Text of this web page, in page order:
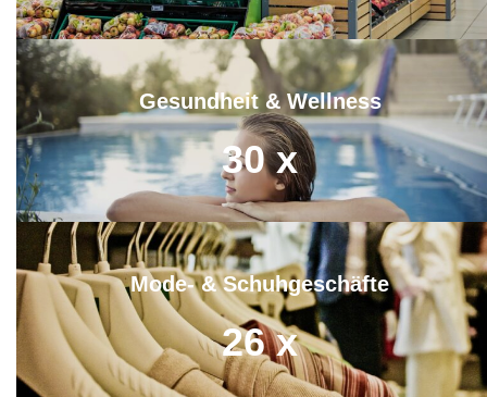
Gesundheit & Wellness
30 x
Mode- & Schuhgeschäfte
26 x